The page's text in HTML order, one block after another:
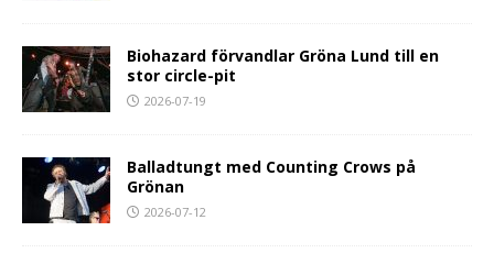
Biohazard förvandlar Gröna Lund till en
stor circle-pit
2026-07-19
Balladtungt med Counting Crows på
Grönan
2026-07-12